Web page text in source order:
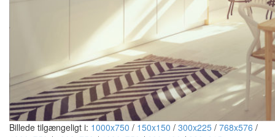
Billede tilgængeligt i: 1000x750 / 150x150 / 300x225 / 768x576 /